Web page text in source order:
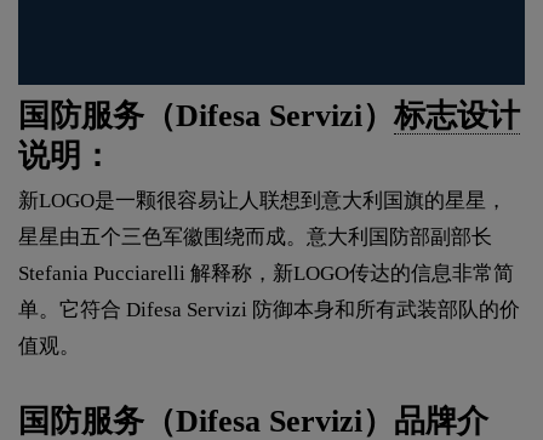
国防服务（Difesa Servizi）标志设计
说明：
新LOGO是一颗很容易让人联想到意大利国旗的星星，
星星由五个三色军徽围绕而成。意大利国防部副部长
Stefania Pucciarelli 解释称，新LOGO传达的信息非常简
单。它符合 Difesa Servizi 防御本身和所有武装部队的价
值观。
国防服务（Difesa Servizi）品牌介